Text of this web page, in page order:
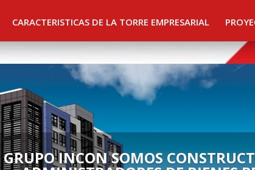
CARACTERISTICAS DE LA TORRE EMPRESARIAL
GRUPO INCON SOMOS